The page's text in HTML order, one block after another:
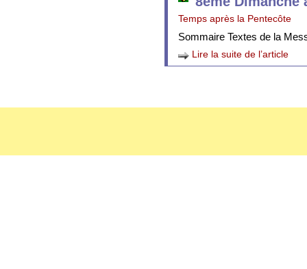
Temps après la Pentecôte
Sommaire Textes de la
Lire la suite de l’article